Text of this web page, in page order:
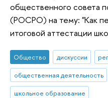
общественного совета
(РОСРО) на тему: "Как
итоговой аттестации
Общество дискуссии
общественная деятельность
школьное образование